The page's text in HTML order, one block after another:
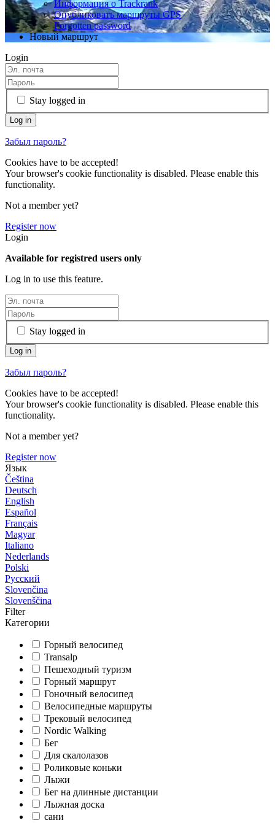
Информация о Trackrank
Опубликовать маршруты GPS
Forgotten password
Новый маршрут
Login
Stay logged in
Забыл пароль?
Cookies have to be accepted!
Your browser's cookie functionality is disabled. Please enable this
functionality.
Not a member yet?
Register now
Login
Available for registred users only
Log in to use this feature.
Stay logged in
Забыл пароль?
Cookies have to be accepted!
Your browser's cookie functionality is disabled. Please enable this
functionality.
Not a member yet?
Register now
Язык
Čeština
Deutsch
English
Español
Français
Magyar
Italiano
Nederlands
Polski
Русский
Slovenčina
Slovenščina
Filter
Категории
Горный велосипед
Transalp
Пешеходный туризм
Горный маршрут
Гоночный велосипед
Велосипедные маршруты
Трековый велосипед
Nordic Walking
Бег
Для скалолазов
Роликовые коньки
Лыжи
Бег на длинные дистанции
Лыжная доска
сани